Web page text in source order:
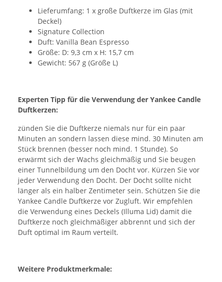
Lieferumfang: 1 x große Duftkerze im Glas (mit
Deckel)
Signature Collection
Duft: Vanilla Bean Espresso
Größe: D: 9,3 cm x H: 15,7 cm
Gewicht: 567 g (Größe L)
Experten Tipp für die Verwendung der Yankee Candle
Duftkerzen:
zünden Sie die Duftkerze niemals nur für ein paar
Minuten an sondern lassen diese mind. 30 Minuten am
Stück brennen (besser noch mind. 1 Stunde). So
erwärmt sich der Wachs gleichmäßig und Sie beugen
einer Tunnelbildung um den Docht vor. Kürzen Sie vor
jeder Verwendung den Docht. Der Docht sollte nicht
länger als ein halber Zentimeter sein. Schützen Sie die
Yankee Candle Duftkerze vor Zugluft. Wir empfehlen
die Verwendung eines Deckels (Illuma Lid) damit die
Duftkerze noch gleichmäßiger abbrennt und sich der
Duft optimal im Raum verteilt.
Weitere Produktmerkmale: